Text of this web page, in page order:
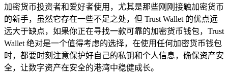
加密货币投资者和爱好者使用，尤其是那些刚刚接触加密货币
的新手，虽然它存在一些不足之处，但 Trust Wallet 的优点远
远大于缺点，如果你正在寻找一款可靠的加密货币钱包，Trust
Wallet 绝对是一个值得考虑的选择，在使用任何加密货币钱包
时，都要时刻注意保护好自己的私钥和个人信息，确保资产安
全，让数字资产在安全的港湾中稳健成长。